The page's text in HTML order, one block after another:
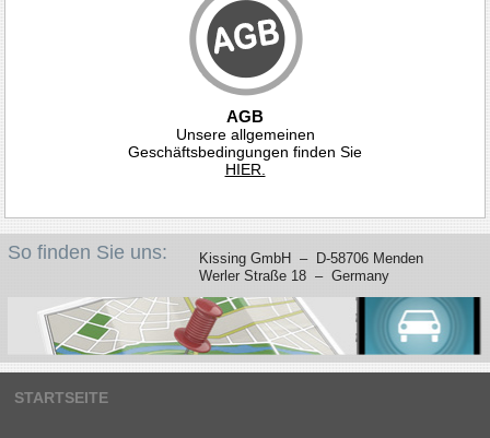
AGB
Unsere allgemeinen
Geschäftsbedingungen finden Sie
HIER.
So finden Sie uns:
Kissing GmbH – D-58706 Menden
Werler Straße 18 – Germany
STARTSEITE